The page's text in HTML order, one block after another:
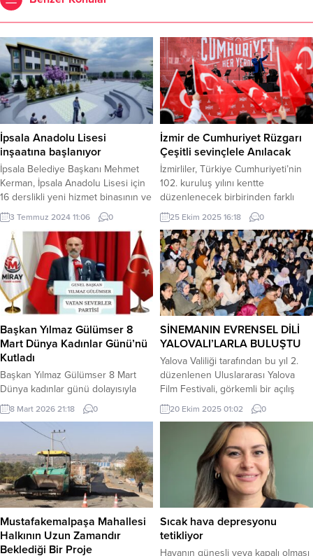
İpsala Anadolu Lisesi
inşaatına başlanıyor
İpsala Belediye Başkanı Mehmet
Kerman, İpsala Anadolu Lisesi için
16 derslikli yeni hizmet binasının ve
kapalı spor salonunun yapım onayı
aldığını ve ihalesi tamamlanarak yer
tesliminin yapıldığını açıkladı.
Erdoğan DEMİR / EDİRNE (İGFA) –
İpsala Belediye Başkanı Mehmet
Kerman, yeni hizmet binası için
yapım onayının tasarruf tedbirlerine
rağmen verildiğini belirterek,...
3 Temmuz 2024 11:06 0
İzmir de Cumhuriyet Rüzgarı
Çeşitli sevinçlele Anılacak
İzmirliler, Türkiye Cumhuriyeti’nin
102. kuruluş yılını kentte
düzenlenecek birbirinden farklı
etkinliklerle kutlayacak. İzmir
Büyükşehir Belediyesi, 29 Ekim’e
özel iki önemli konser ve 29 Ekim
Cumhuriyet Bayramı Meclis Özel
Oturumu düzenliyor. Körfezde ise
102. Yıl 102 Mil Cumhuriyet Kupası
Yat Yarışları yapılacak. İzmir
Büyükşehir Belediyesi’nin 22
Ekim’den bu yana her gün...
25 Ekim 2025 16:18 0
Başkan Yılmaz Gülümser 8
Mart Dünya Kadınlar Günü’nü
Kutladı
Başkan Yılmaz Gülümser 8 Mart
Dünya kadınlar günü dolayısıyla
mesaj yayımladı. Başkan Yılmaz
Gülümser mesajında şu ifadelere
yer verdi.” Her Kadın çiçektir. İlgiye
ve sevgiye layıktır. Kadın Annedir,
Kadın eşdir, Kadın Yoldaştır ve
Akadaşdır. 8 Mart Dünya Emekçi
kadınlar gününde dünyada ilk kez
Türk kadınına seçme seçilme hakkı
veren ulu...
8 Mart 2026 21:18 0
SİNEMANIN EVRENSEL DİLİ
YALOVALI’LARLA BULUŞTU
Yalova Valiliği tarafından bu yıl 2.
düzenlenen Uluslararası Yalova
Film Festivali, görkemli bir açılış
töreniyle başladı. Festivalin açılış
töreninde konuşan Yalova Belediye
Başkanı Mehmet Gürel, sanatın
evrensel diline ve sinemanın
birleştirici gücüne vurgu yaptı.
Barış Manço Açıkhava
Tiyatrosu’nda gerçekleştirilen açılış
programı, yoğun katılım ve coşkulu
bir atmosferle sinemaseverlere
unutulmaz bir...
20 Ekim 2025 01:02 0
Mustafakemalpaşa Mahallesi
Halkının Uzun Zamandır
Beklediği Bir Proje
Sıcak hava depresyonu
tetikliyor
Havanın güneşli veya kapalı olması